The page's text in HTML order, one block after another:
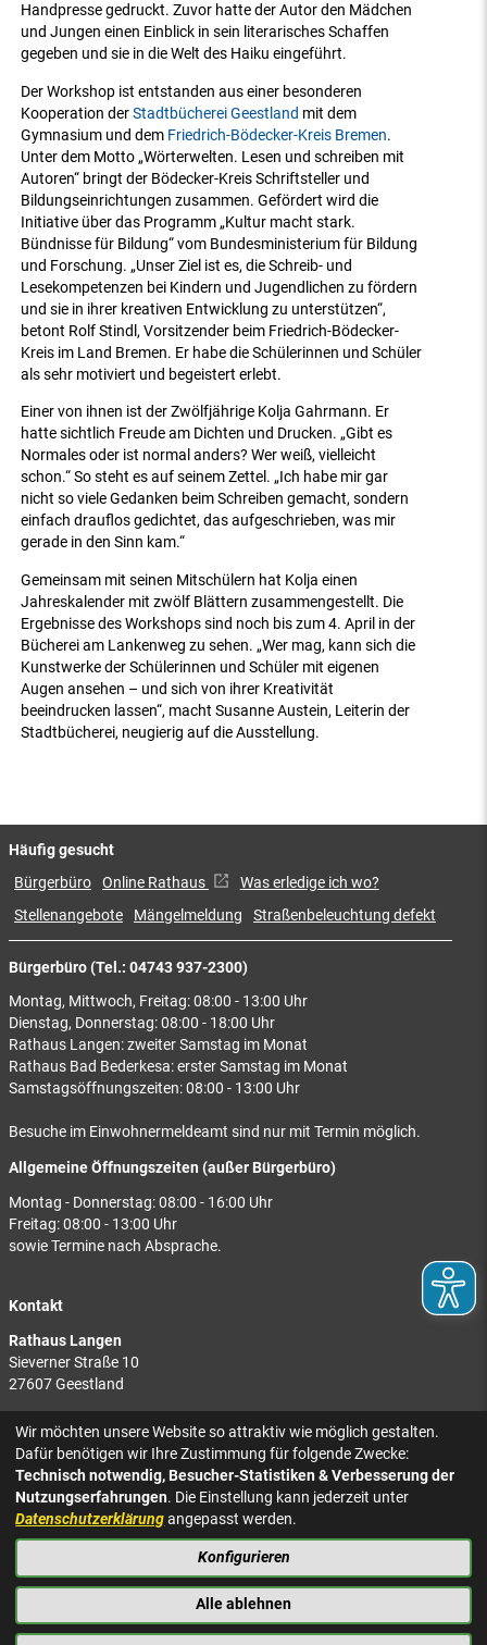
Handpresse gedruckt. Zuvor hatte der Autor den Mädchen
und Jungen einen Einblick in sein literarisches Schaffen
gegeben und sie in die Welt des Haiku eingeführt.
Der Workshop ist entstanden aus einer besonderen
Kooperation derStadtbücherei Geestland mit dem
Gymnasium und dem Friedrich-Bödecker-Kreis Bremen.
Unter dem Motto „Wörterwelten. Lesen und schreiben mit
Autoren“ bringt der Bödecker-Kreis Schriftsteller und
Bildungseinrichtungen zusammen. Gefördert wird die
Initiative über das Programm „Kultur macht stark.
Bündnisse für Bildung“ vom Bundesministerium für Bildung
und Forschung. „Unser Ziel ist es, die Schreib- und
Lesekompetenzen bei Kindern und Jugendlichen zu fördern
und sie in ihrer kreativen Entwicklung zu unterstützen“,
betont Rolf Stindl, Vorsitzender beim Friedrich-Bödecker-
Kreis im Land Bremen. Er habe die Schülerinnen und Schüler
als sehr motiviert und begeistert erlebt.
Einer von ihnen ist der Zwölfjährige Kolja Gahrmann. Er
hatte sichtlich Freude am Dichten und Drucken. „Gibt es
Normales oder ist normal anders? Wer weiß, vielleicht
schon.“ So steht es auf seinem Zettel. „Ich habe mir gar
nicht so viele Gedanken beim Schreiben gemacht, sondern
einfach drauflos gedichtet, das aufgeschrieben, was mir
gerade in den Sinn kam.“
Gemeinsam mit seinen Mitschülern hat Kolja einen
Jahreskalender mit zwölf Blättern zusammengestellt. Die
Ergebnisse des Workshops sind noch bis zum 4. April in der
Bücherei am Lankenweg zu sehen. „Wer mag, kann sich die
Kunstwerke der Schülerinnen und Schüler mit eigenen
Augen ansehen – und sich von ihrer Kreativität
beeindrucken lassen“, macht Susanne Austein, Leiterin der
Stadtbücherei, neugierig auf die Ausstellung.
Bürgerbüro (Tel.: 04743 937-2300)
Montag, Mittwoch, Freitag: 08:00 - 13:00 Uhr
Dienstag, Donnerstag: 08:00 - 18:00 Uhr
Rathaus Langen: zweiter Samstag im Monat
Rathaus Bad Bederkesa: erster Samstag im Monat
Samstagsöffnungszeiten: 08:00 - 13:00 Uhr
Besuche im Einwohnermeldeamt sind nur mit Termin möglich.
Allgemeine Öffnungszeiten (außer Bürgerbüro)
Montag - Donnerstag: 08:00 - 16:00 Uhr
Freitag: 08:00 - 13:00 Uhr
sowie Termine nach Absprache.
Kontakt
Rathaus Langen
Sieverner Straße 10
27607 Geestland
Rathaus Bad Bederkesa
Am Markt 8
27624 Geestland
Tel.: 04743 937-2300
Häufig gesucht
Bürgerbüro Online Rathaus
Was erledige ich wo?
Stellenangebote
Mängelmeldung Straßenbeleuchtung defekt
KONTAKT
IMPRESSUM
BARRIEREFREIHEIT
NACH OBEN
Wir möchten unsere Website so attraktiv wie möglich gestalten.
Dafür benötigen wir Ihre Zustimmung für folgende Zwecke:
Technisch notwendig, Besucher-Statistiken & Verbesserung der
Nutzungserfahrungen. Die Einstellung kann jederzeit unter
Datenschutzerklärungangepasst werden.
Konfigurieren
Alle ablehnen